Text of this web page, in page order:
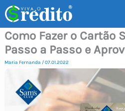
para
conteúdo
Como Fazer o Cartão
Passo a Passo e
Maria Fernanda /07.01.2022